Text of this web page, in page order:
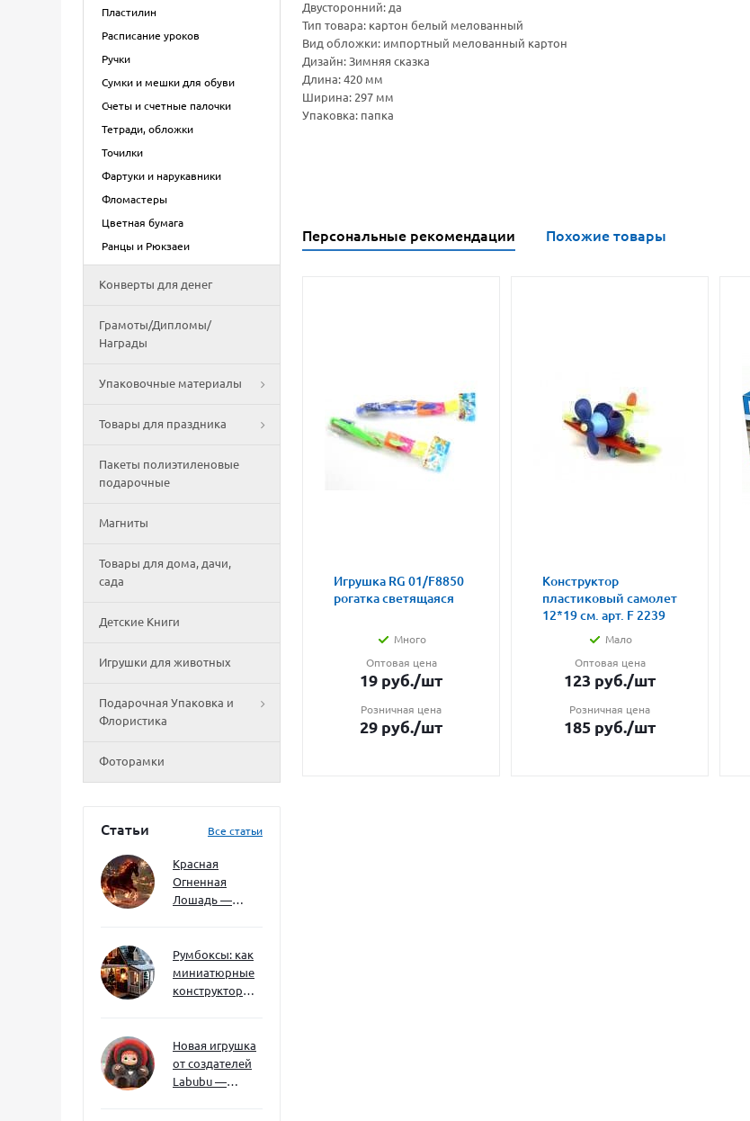
Пластилин
Расписание уроков
Ручки
Сумки и мешки для обуви
Счеты и счетные палочки
Тетради, обложки
Точилки
Фартуки и нарукавники
Фломастеры
Цветная бумага
Ранцы и Рюкзаеи
Конверты для денег
Грамоты/Дипломы/
Награды
Упаковочные материалы
Товары для праздника
Пакеты полиэтиленовые
подарочные
Магниты
Товары для дома, дачи,
сада
Детские Книги
Игрушки для животных
Подарочная Упаковка и
Флористика
Фоторамки
Статьи Все статьи
Красная
Огненная
Лошадь —
ждать и как
подготовиться
Румбоксы: как
миниатюрные
конструкторы
мышление и
внимание к
деталям
Новая игрушка
от создателей
Labubu —
Двусторонний: да
Тип товара: картон белый мелованный
Вид обложки: импортный мелованный картон
Дизайн: Зимняя сказка
Длина: 420 мм
Ширина: 297 мм
Упаковка: папка
Персональные рекомендации Похожие товары
Игрушка RG 01/F8850
рогатка светящаяся
Много
Оптовая цена
19 руб./шт
Розничная цена
29 руб./шт
Конструктор
пластиковый самолет
12*19 см. арт. F 2239
Мало
Оптовая цена
123 руб./шт
Розничная цена
185 руб./шт